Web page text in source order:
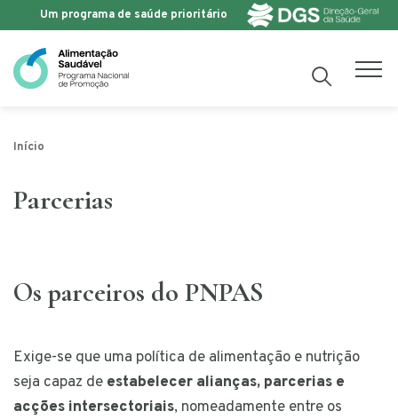
Saltar para o conteúdo
Um programa de saúde prioritário
Início
Parcerias
Os parceiros do PNPAS
Exige-se que uma política de alimentação e nutrição
seja capaz de estabelecer alianças, parcerias e
acções intersectoriais, nomeadamente entre os